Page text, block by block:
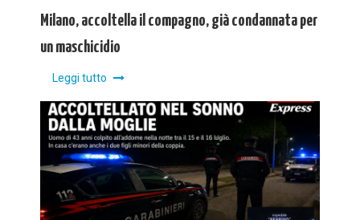
Milano, accoltella il compagno, già condannata per
un maschicidio
Leggi tutto